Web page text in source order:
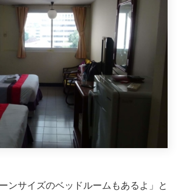
ンサイズのベッドルームもあるよ」と